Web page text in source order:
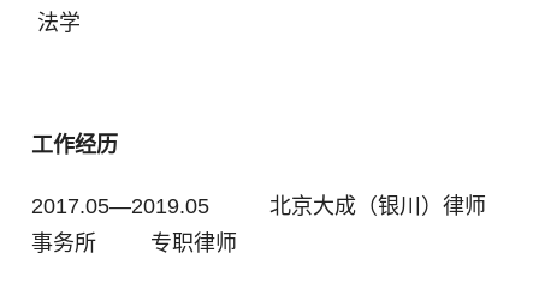
法学
工作经历
2017.05—2019.05 北京大成（银川）律师
事务所 专职律师